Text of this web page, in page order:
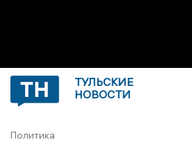
ТУЛЬСКИЕ
НОВОСТИ
Политика